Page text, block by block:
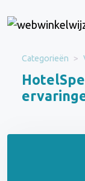
Categorieën